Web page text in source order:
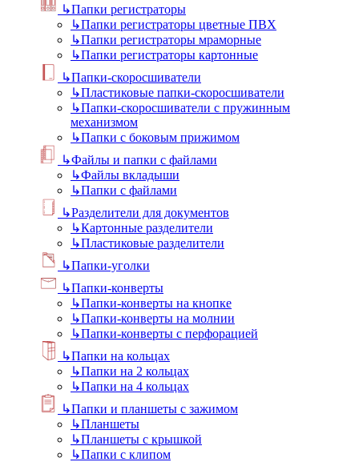
↳Папки регистраторы
↳Папки регистраторы цветные ПВХ
↳Папки регистраторы мраморные
↳Папки регистраторы картонные
↳Папки-скоросшиватели
↳Пластиковые папки-скоросшиватели
↳Папки-скоросшиватели с пружинным
механизмом
↳Папки с боковым прижимом
↳Файлы и папки с файлами
↳Файлы вкладыши
↳Папки с файлами
↳Разделители для документов
↳Картонные разделители
↳Пластиковые разделители
↳Папки-уголки
↳Папки-конверты
↳Папки-конверты на кнопке
↳Папки-конверты на молнии
↳Папки-конверты с перфорацией
↳Папки на кольцах
↳Папки на 2 кольцах
↳Папки на 4 кольцах
↳Папки и планшеты с зажимом
↳Планшеты
↳Планшеты с крышкой
↳Папки с клипом